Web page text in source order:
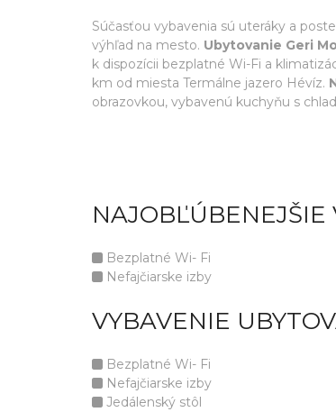
Súčasťou vybavenia sú uteráky a
výhľad na mesto. Ubytovanie Geri
k dispozícii bezplatné Wi-Fi a
km od miesta Termálne jazero Hévíz.
obrazovkou, vybavenú kuchyňu s
NAJOBĽÚBENEJŠIE
Bezplatné Wi- Fi
Nefajčiarske izby
VYBAVENIE
Bezplatné Wi- Fi
Nefajčiarske izby
Jedálenský stôl